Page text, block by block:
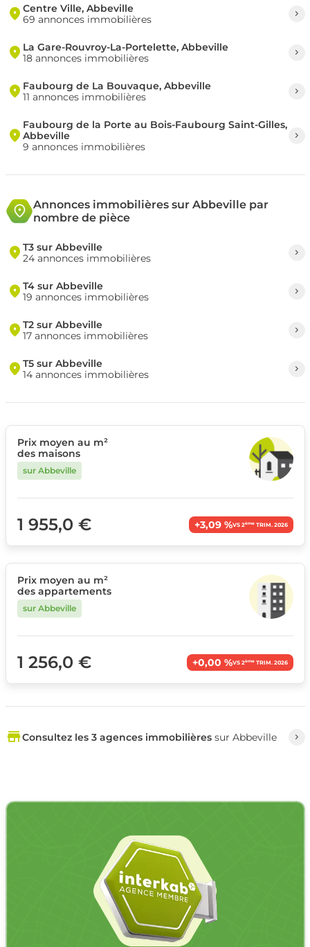
Centre Ville, Abbeville
69 annonces immobilières
La Gare-Rouvroy-La-Portelette, Abbeville
18 annonces immobilières
Faubourg de La Bouvaque, Abbeville
11 annonces immobilières
Faubourg de la Porte au Bois-Faubourg Saint-Gilles,
Abbeville
9 annonces immobilières
Annonces immobilières sur Abbeville par
nombre de pièce
T3 sur Abbeville
24 annonces immobilières
T4 sur Abbeville
19 annonces immobilières
T2 sur Abbeville
17 annonces immobilières
T5 sur Abbeville
14 annonces immobilières
Prix moyen au m²
des maisons
sur Abbeville
1 955,0 € +3,09 %VS 2èmeTRIM. 2026
Prix moyen au m²
des appartements
sur Abbeville
1 256,0 € +0,00 %VS 2èmeTRIM. 2026
Consultez les 3 agences immobilièressur Abbeville